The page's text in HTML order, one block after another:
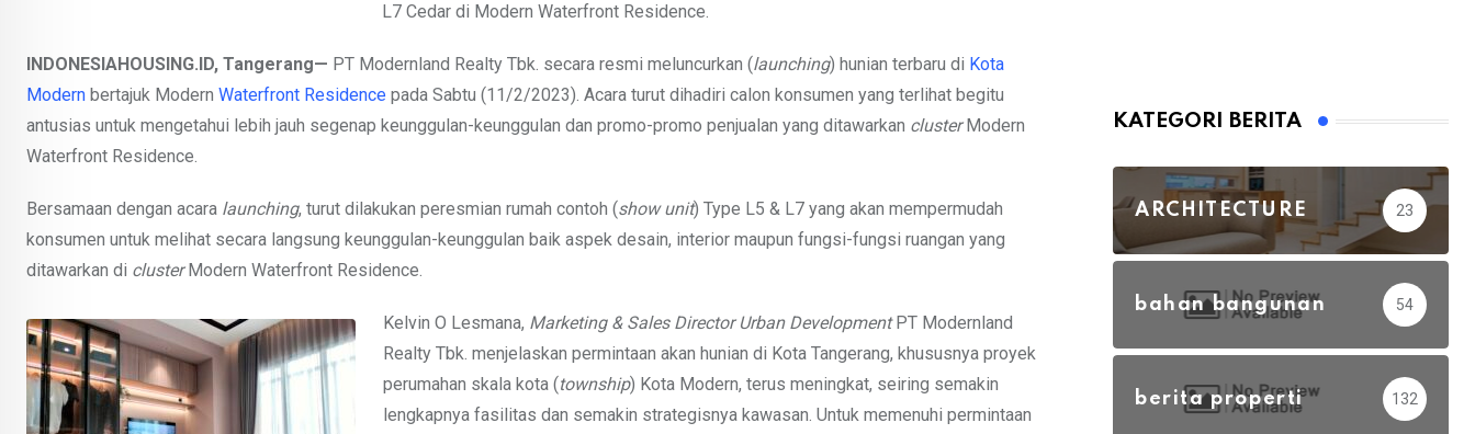
L7 Cedar di Modern Waterfront Residence.
INDONESIAHOUSING.ID, Tangerang— PT Modernland Realty Tbk. secara resmi meluncurkan (launching) hunian terbaru di Kota
Modern bertajuk Modern Waterfront Residence pada Sabtu (11/2/2023). Acara turut dihadiri calon konsumen yang terlihat begitu
antusias untuk mengetahui lebih jauh segenap keunggulan-keunggulan dan promo-promo penjualan yang ditawarkan cluster Modern
Waterfront Residence.
Bersamaan dengan acara launching, turut dilakukan peresmian rumah contoh (show unit) Type L5 & L7 yang akan mempermudah
konsumen untuk melihat secara langsung keunggulan-keunggulan baik aspek desain, interior maupun fungsi-fungsi ruangan yang
ditawarkan di cluster Modern Waterfront Residence.
Kelvin O Lesmana, Marketing & Sales Director Urban DevelopmentPT Modernland
Realty Tbk. menjelaskan permintaan akan hunian di Kota Tangerang, khususnya proyek
perumahan skala kota (township) Kota Modern, terus meningkat, seiring semakin
lengkapnya fasilitas dan semakin strategisnya kawasan. Untuk memenuhi permintaan
KATEGORI BERITA
ARCHITECTURE 23
bahan bangunan 54
berita properti 132